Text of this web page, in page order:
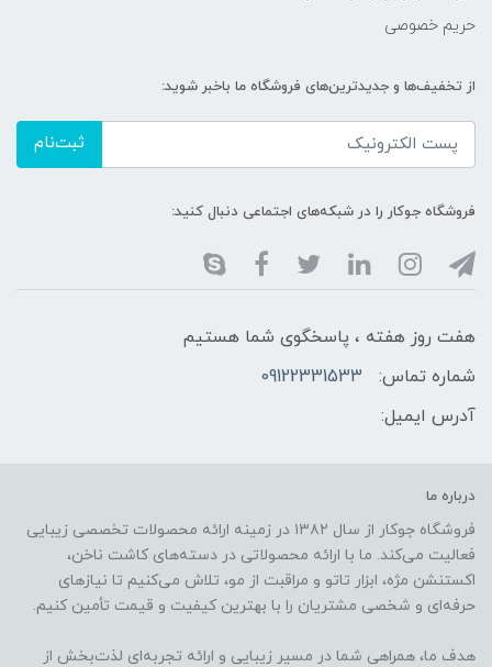
حریم خصوصی
از تخفیف‌ها و جدیدترین‌های فروشگاه ما باخبر شوید:
ثبت‌نام
فروشگاه جوکار را در شبکه‌های اجتماعی دنبال کنید:
هفت روز هفته ، پاسخگوی شما هستیم
شماره تماس:
09122331533
آدرس ایمیل:
درباره ما
فروشگاه جوکار از سال ۱۳۸۲ در زمینه ارائه محصولات تخصصی زیبایی
فعالیت می‌کند. ما با ارائه محصولاتی در دسته‌های کاشت ناخن،
اکستنشن مژه، ابزار تاتو و مراقبت از مو، تلاش می‌کنیم تا نیازهای
حرفه‌ای و شخصی مشتریان را با بهترین کیفیت و قیمت تأمین کنیم.
هدف ما، همراهی شما در مسیر زیبایی و ارائه تجربه‌ای لذت‌بخش از